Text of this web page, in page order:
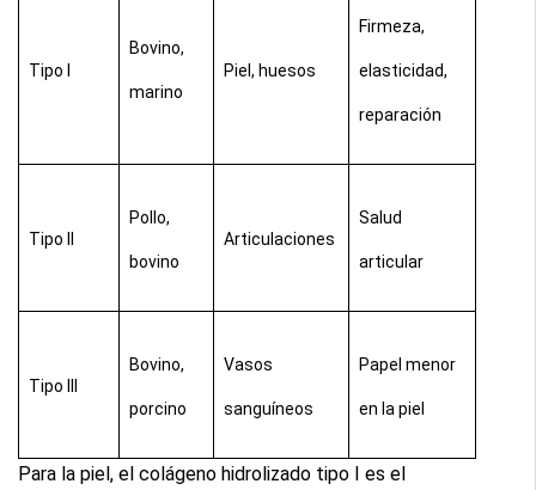
Tipo I
Bovino,
marino
Piel, huesos
Firmeza,
elasticidad,
reparación
Tipo II
Pollo,
bovino
Articulaciones
Salud
articular
Tipo III
Bovino,
porcino
Vasos
sanguíneos
Papel menor
en la piel
Para la piel, el colágeno hidrolizado tipo I es el